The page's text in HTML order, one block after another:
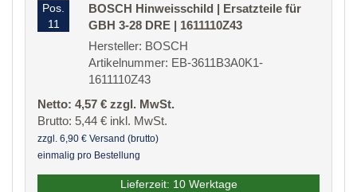
Pos.
11
BOSCH Hinweisschild | Ersatzteile für
GBH 3-28 DRE | 1611110Z43
Hersteller: BOSCH
Artikelnummer: EB-3611B3A0K1-
1611110Z43
Netto: 4,57 € zzgl. MwSt.
Brutto: 5,44 € inkl. MwSt.
zzgl. 6,90 € Versand (brutto)
einmalig pro Bestellung
Lieferzeit: 10 Werktage